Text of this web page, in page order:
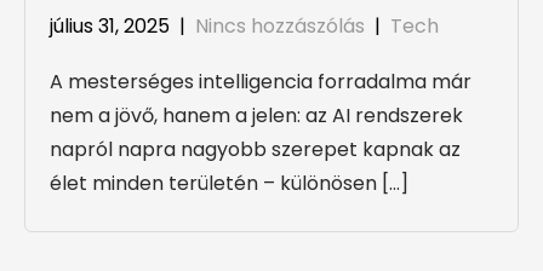
július 31, 2025 | Nincs hozzászólás | Tech
A mesterséges intelligencia forradalma már
nem a jövő, hanem a jelen: az AI rendszerek
napról napra nagyobb szerepet kapnak az
élet minden területén – különösen […]